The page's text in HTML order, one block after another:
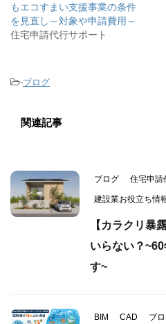
もエコすまい支援事業の条件
を見直し～対象や申請費用～
住宅申請代行サポート
-ブログ
関連記事
ブログ 住宅申請
建設業お役立ち情
【カラクリ暴
いらない？
す~
BIM CAD ブ